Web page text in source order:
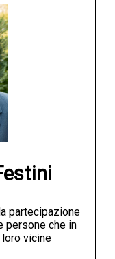
partecipazione
persone che in
vicine